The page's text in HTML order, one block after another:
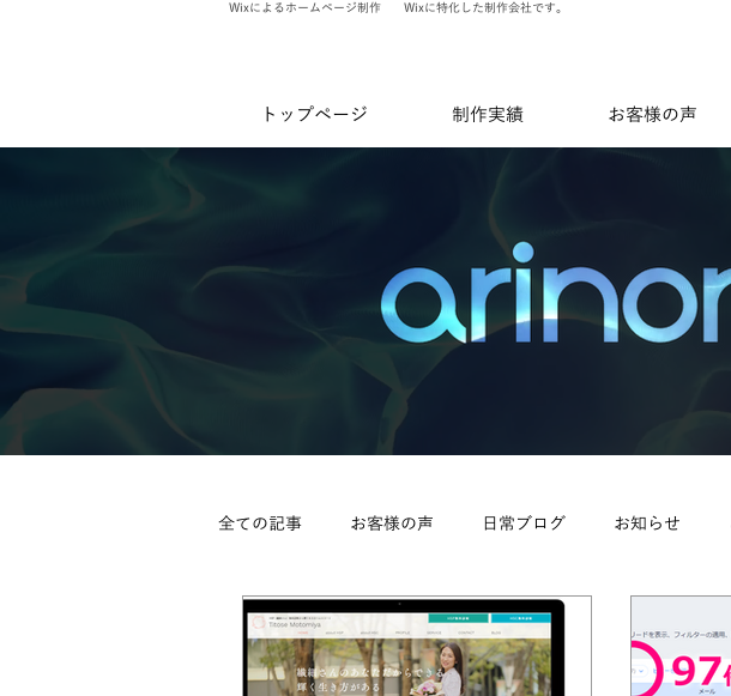
Wixによるホームページ制作 Wixに特化した制作会社です。
トップページ 制作実績 お客様の声
全ての記事 お客様の声 日常ブログ お知らせ
ありのま会員限定記事 WixVeloによる制作事例